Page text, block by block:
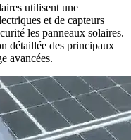
utilisent une
et de capteurs
les panneaux solaires.
détaillée des principaux
avancées.